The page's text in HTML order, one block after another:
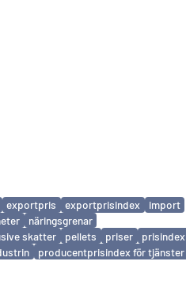
exportpris exportprisindex
import
näringsgrenar
skatter
pellets priser
prisindex
producentprisindex för tjänster